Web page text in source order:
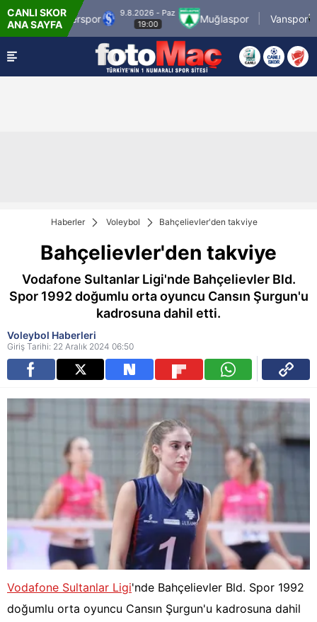
CANLI SKOR
ANA SAYFA
Grup Sarıyerspor
9.8.2026 - Paz
19:00
Muğlaspor Vanspor
Haberler Voleybol Bahçelievler'den takviye
Bahçelievler'den takviye
Vodafone Sultanlar Ligi'nde Bahçelievler Bld.
Spor 1992 doğumlu orta oyuncu Cansın Şurgun'u
kadrosuna dahil etti.
Voleybol Haberleri
Giriş Tarihi: 22 Aralık 2024 06:50
Vodafone Sultanlar Ligi'nde Bahçelievler Bld. Spor 1992
doğumlu orta oyuncu Cansın Şurgun'u kadrosuna dahil